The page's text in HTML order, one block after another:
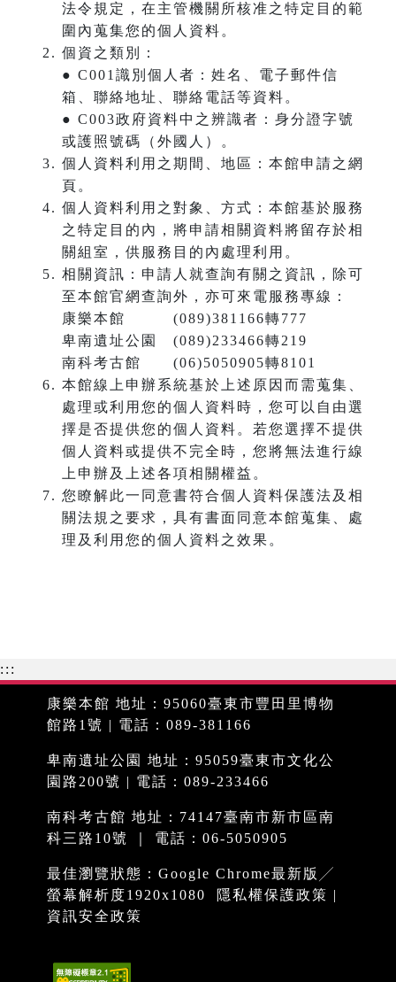
法令規定，在主管機關所核准之特定目的範
圍內蒐集您的個人資料。
個資之類別：
● C001識別個人者：姓名、電子郵件信
箱、聯絡地址、聯絡電話等資料。
● C003政府資料中之辨識者：身分證字號
或護照號碼（外國人）。
個人資料利用之期間、地區：本館申請之網
頁。
個人資料利用之對象、方式：本館基於服務
之特定目的內，將申請相關資料將留存於相
關組室，供服務目的內處理利用。
相關資訊：申請人就查詢有關之資訊，除可
至本館官網查詢外，亦可來電服務專線：
康樂本館 (089)381166轉777
卑南遺址公園 (089)233466轉219
南科考古館 (06)5050905轉8101
本館線上申辦系統基於上述原因而需蒐集、
處理或利用您的個人資料時，您可以自由選
擇是否提供您的個人資料。若您選擇不提供
個人資料或提供不完全時，您將無法進行線
上申辦及上述各項相關權益。
您瞭解此一同意書符合個人資料保護法及相
關法規之要求，具有書面同意本館蒐集、處
理及利用您的個人資料之效果。
:::
康樂本館 地址：95060臺東市豐田里博物
館路1號 | 電話：089-381166
卑南遺址公園 地址：95059臺東市文化公
園路200號 | 電話：089-233466
南科考古館 地址：74147臺南市新市區南
科三路10號 ｜ 電話：06-5050905
最佳瀏覽狀態：Google Chrome最新版╱
螢幕解析度1920x1080
隱私權保護政策 |
資訊安全政策